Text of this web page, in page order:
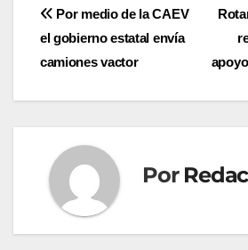
Navegación
de
entradas
Por medio de la CAEV
el gobierno estatal envía
camiones vactor
Por